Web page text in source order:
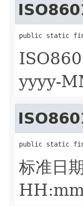
public static
yyyy-
public static
标准日